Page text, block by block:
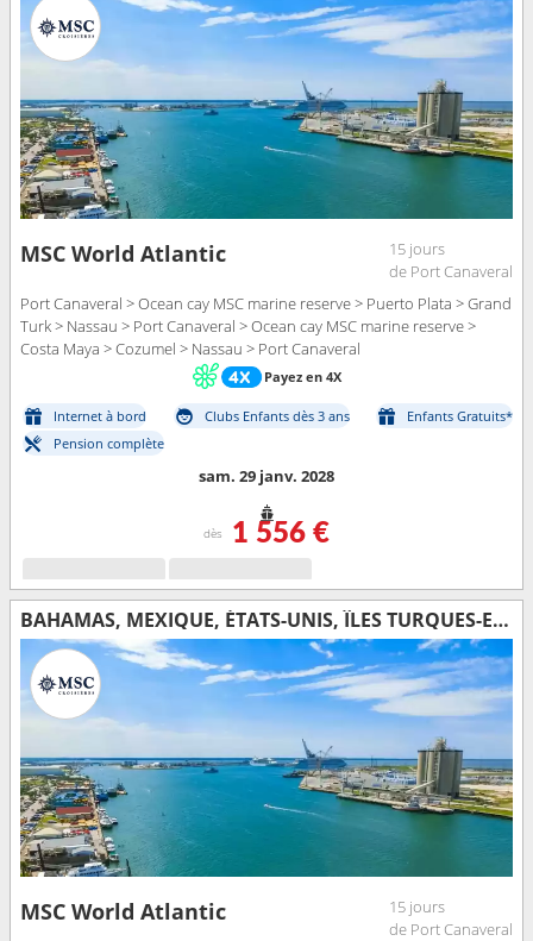
MSC World Atlantic
15 jours
de Port Canaveral
Port Canaveral > Ocean cay MSC marine reserve > Puerto Plata > Grand
Turk > Nassau > Port Canaveral > Ocean cay MSC marine reserve >
Costa Maya > Cozumel > Nassau > Port Canaveral
Payez en 4X
Internet à bord Clubs Enfants dès 3 ans
Enfants Gratuits*
Pension complète
sam. 29 janv. 2028
dès 1 556 €
BAHAMAS, MEXIQUE, ÉTATS-UNIS, ÎLES TURQUES-ET-CAÏQUES, RÉPUBLIQUE DOMINICAINE
MSC World Atlantic
15 jours
de Port Canaveral